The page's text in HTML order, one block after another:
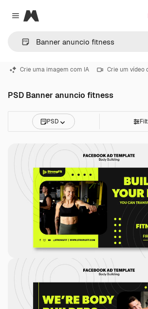
Close menu
Magnific
Crie uma imagem com IA Crie um vídeo
PSD Banner anuncio fitness
PSD